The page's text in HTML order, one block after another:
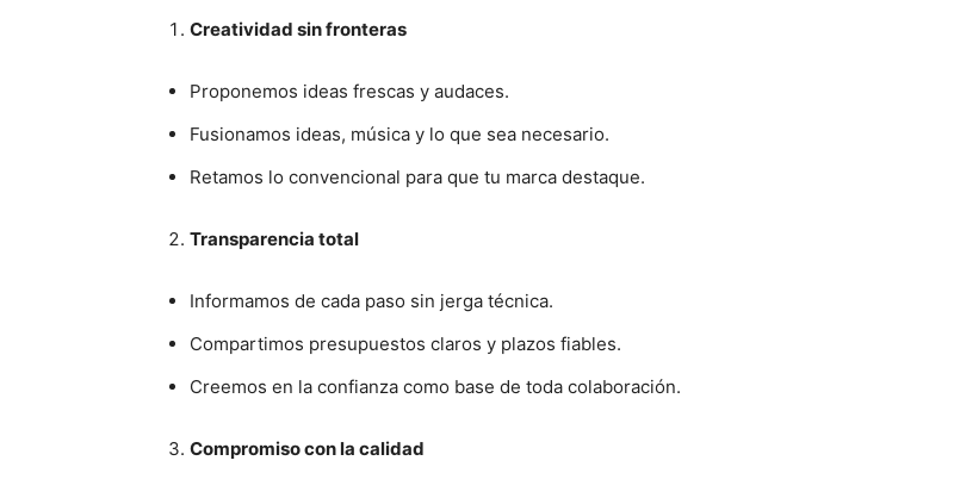
Creatividad sin fronteras
Proponemos ideas frescas y audaces.
Fusionamos ideas, música y lo que sea necesario.
Retamos lo convencional para que tu marca destaque.
Transparencia total
Informamos de cada paso sin jerga técnica.
Compartimos presupuestos claros y plazos fiables.
Creemos en la confianza como base de toda colaboración.
Compromiso con la calidad